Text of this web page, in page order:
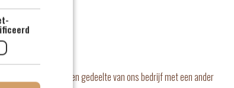
het geheel of een gedeelte van ons bedrijf met een ander